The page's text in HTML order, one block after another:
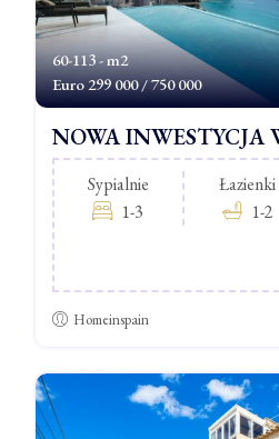
60-113 - m2
Euro299 000 / 750 000
NOWA INWESTYCJA
Sypialnie
1-3
Łazienki
1-2
Homeinspain